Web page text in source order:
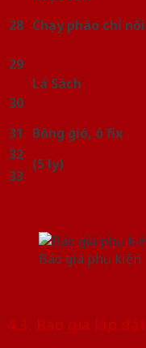
28 Chạy phào chỉ nổi
29
Lá Sách
30
31
Bông gió, ô fix
(5 ly)
32
33
Báo giá phụ kiện
4.3. Báo giá lắp đặt